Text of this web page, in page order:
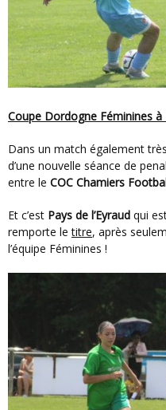
Coupe Dordogne Féminines à
Dans un match également très serré, la décision s’est faite autour
d’une nouvelle séance de
entre le COC Chamiers
Et c’est Pays de l’Eyraud qui
remporte letitre, après
l’équipe Féminines !